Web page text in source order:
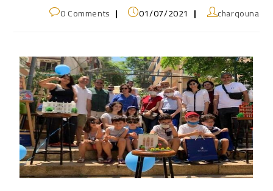
charqouna
01/07/2021
0 Comments